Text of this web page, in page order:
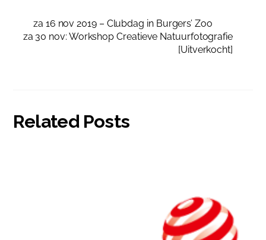
za 16 nov 2019 – Clubdag in Burgers’ Zoo
za 30 nov: Workshop Creatieve Natuurfotografie
[Uitverkocht]
Related Posts